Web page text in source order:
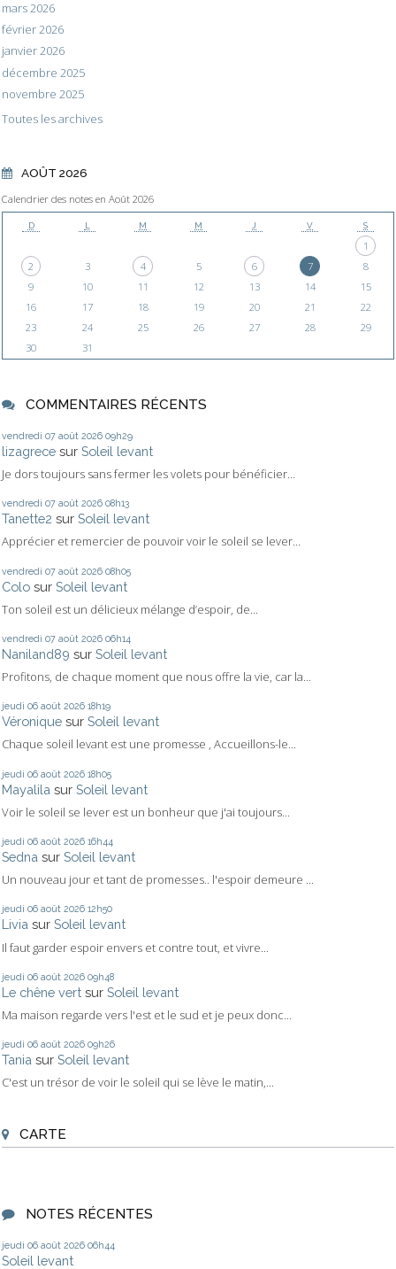
mars 2026
février 2026
janvier 2026
décembre 2025
novembre 2025
Toutes les archives
AOÛT 2026
Calendrier des notes en Août 2026
D L M M J V S
1
2
3 4 5 6 7
8
9
10 11 12 13 14
15
16
17 18 19 20 21
22
23
24 25 26 27 28
29
30
31
COMMENTAIRES RÉCENTS
vendredi 07 août 2026 09h29
lizagrece sur Soleil levant
Je dors toujours sans fermer les volets pour bénéficier...
vendredi 07 août 2026 08h13
Tanette2 sur Soleil levant
Apprécier et remercier de pouvoir voir le soleil se lever...
vendredi 07 août 2026 08h05
Colo sur Soleil levant
Ton soleil est un délicieux mélange d’espoir, de...
vendredi 07 août 2026 06h14
Naniland89 sur Soleil levant
Profitons, de chaque moment que nous offre la vie, car la...
jeudi 06 août 2026 18h19
Véronique sur Soleil levant
Chaque soleil levant est une promesse , Accueillons-le...
jeudi 06 août 2026 18h05
Mayalila sur Soleil levant
Voir le soleil se lever est un bonheur que j'ai toujours...
jeudi 06 août 2026 16h44
Sedna sur Soleil levant
Un nouveau jour et tant de promesses.. l'espoir demeure ...
jeudi 06 août 2026 12h50
Livia sur Soleil levant
Il faut garder espoir envers et contre tout, et vivre...
jeudi 06 août 2026 09h48
Le chêne vert sur Soleil levant
Ma maison regarde vers l'est et le sud et je peux donc...
jeudi 06 août 2026 09h26
Tania sur Soleil levant
C'est un trésor de voir le soleil qui se lève le matin,...
CARTE
NOTES RÉCENTES
jeudi 06 août 2026 06h44
Soleil levant